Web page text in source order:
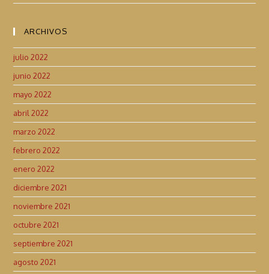
ARCHIVOS
julio 2022
junio 2022
mayo 2022
abril 2022
marzo 2022
febrero 2022
enero 2022
diciembre 2021
noviembre 2021
octubre 2021
septiembre 2021
agosto 2021